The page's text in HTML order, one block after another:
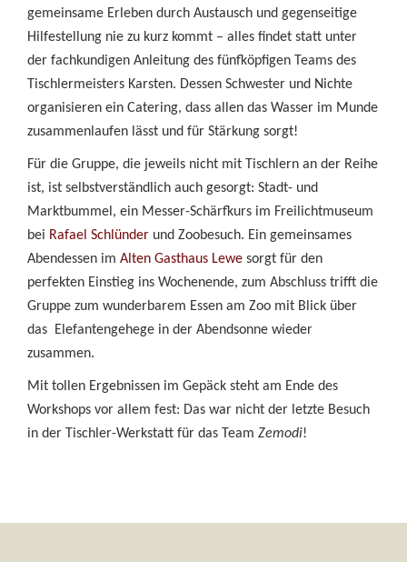
gemeinsame Erleben durch Austausch und gegenseitige
Hilfestellung nie zu kurz kommt – alles findet statt unter
der fachkundigen Anleitung des fünfköpfigen Teams des
Tischlermeisters Karsten. Dessen Schwester und Nichte
organisieren ein Catering, dass allen das Wasser im Munde
zusammenlaufen lässt und für Stärkung sorgt!
Für die Gruppe, die jeweils nicht mit Tischlern an der Reihe
ist, ist selbstverständlich auch gesorgt: Stadt- und
Marktbummel, ein Messer-Schärfkurs im Freilichtmuseum
bei Rafael Schlünder und Zoobesuch. Ein gemeinsames
Abendessen im Alten Gasthaus Lewe sorgt für den
perfekten Einstieg ins Wochenende, zum Abschluss trifft die
Gruppe zum wunderbarem Essen am Zoo mit Blick über
das Elefantengehege in der Abendsonne wieder
zusammen.
Mit tollen Ergebnissen im Gepäck steht am Ende des
Workshops vor allem fest: Das war nicht der letzte Besuch
in der Tischler-Werkstatt für das Team Zemodi!